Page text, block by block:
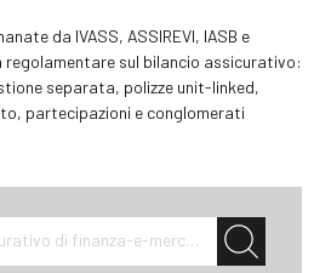
da IVASS, ASSIREVI, IASB e
regolamentare sul bilancio assicurativo:
separata, polizze unit-linked,
partecipazioni e conglomerati
Cerca in Bilancio assicurativo di finanza-e-mercati